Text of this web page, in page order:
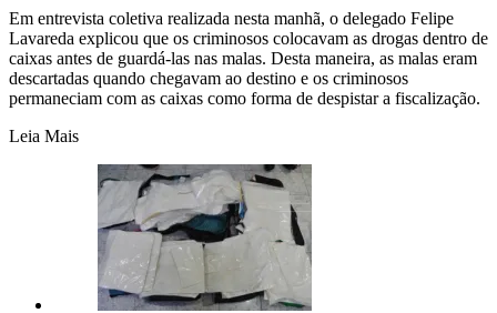
Em entrevista coletiva realizada nesta manhã, o delegado Felipe
Lavareda explicou que os criminosos colocavam as drogas dentro de
caixas antes de guardá-las nas malas. Desta maneira, as malas eram
descartadas quando chegavam ao destino e os criminosos
permaneciam com as caixas como forma de despistar a fiscalização.
Leia Mais